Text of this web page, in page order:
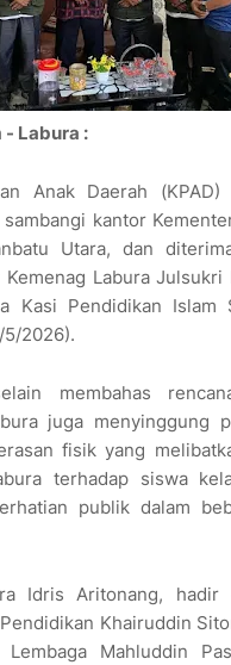
- Labura :
Anak Daerah (KPAD)
kantor
Utara, dan
Labura Julsukri
Kasi Pendidikan Islam
2026).
membahas
juga menyinggung
fisik yang
terhadap siswa
publik dalam
Idris Aritonang, hadir
Khairuddin
Mahluddin